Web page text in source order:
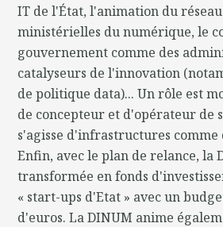
IT de l'État, l'animation du
ministérielles du numérique, le
gouvernement comme des
catalyseurs de l'innovation
de politique data)... Un rôle est
de concepteur et d'opérateur de
s'agisse d'infrastructures comme
Enfin, avec le plan de relance, la
transformée en fonds
« start-ups d'Etat » avec un
d'euros. La DINUM anime